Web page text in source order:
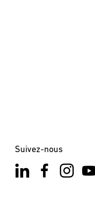
Suivez-nous